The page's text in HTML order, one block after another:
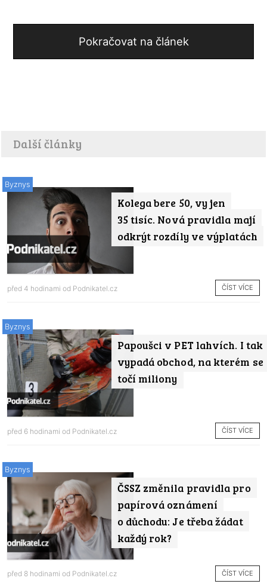
Pokračovat na článek
Další články
Kolega bere 50, vy jen
35 tisíc. Nová pravidla mají
odkrýt rozdíly ve výplatách
Byznys
před 4 hodinami od Podnikatel.cz ČÍST VÍCE
Papoušci v PET lahvích. I tak
vypadá obchod, na kterém se
točí miliony
Byznys
před 6 hodinami od Podnikatel.cz ČÍST VÍCE
ČSSZ změnila pravidla pro
papírová oznámení
o důchodu: Je třeba žádat
každý rok?
Byznys
před 8 hodinami od Podnikatel.cz ČÍST VÍCE